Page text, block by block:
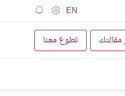
EN
مقالتك تطوع معنا